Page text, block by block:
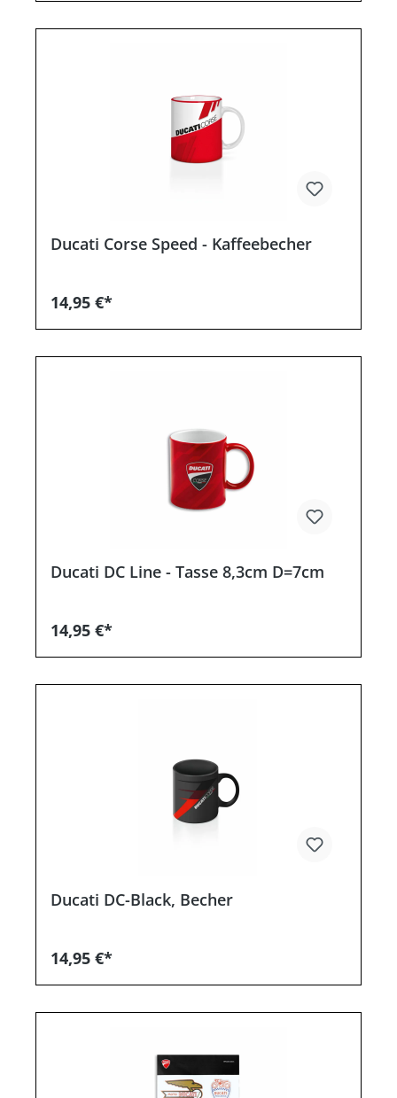
Ducati Corse Speed - Kaffeebecher
14,95 €*
Ducati DC Line - Tasse 8,3cm D=7cm
14,95 €*
Ducati DC-Black, Becher
14,95 €*